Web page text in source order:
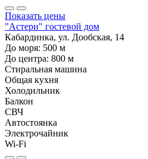
Показать цены
"Астери" гостевой дом
Кабардинка, ул. Дообская, 14
До моря: 500 м
До центра: 800 м
Стиральная машина
Общая кухня
Холодильник
Балкон
СВЧ
Автостоянка
Электрочайник
Wi-Fi